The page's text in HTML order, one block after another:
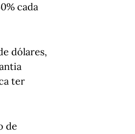
cada
dólares,
ter
de